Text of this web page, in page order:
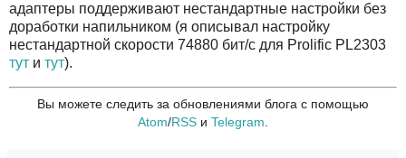
адаптеры поддерживают нестандартные настройки без
доработки напильником (я описывал настройку
нестандартной скорости 74880 бит/с для Prolific PL2303
тут и тут).
Вы можете следить за обновлениями блога с помощью
Atom/RSS и Telegram